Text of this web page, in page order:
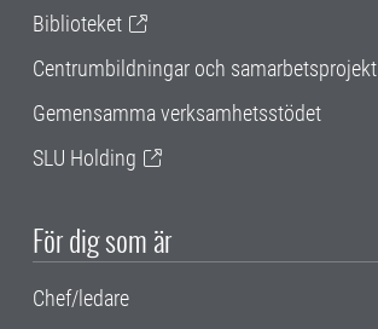
Biblioteket
Centrumbildningar och samarbetsprojekt
Gemensamma verksamhetsstödet
SLU Holding
För dig som är
Chef/ledare